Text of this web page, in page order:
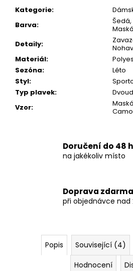
Kategorie:
Barva:
Šedá,
Detaily:
Materiál:
Sezóna:
Léto
Styl:
Typ plavek:
Vzor:
Camo
Doručení do 48
na jakékoliv místo
Doprava zdarma
při objednávce nad
Popis Související (4)
Hodnocení